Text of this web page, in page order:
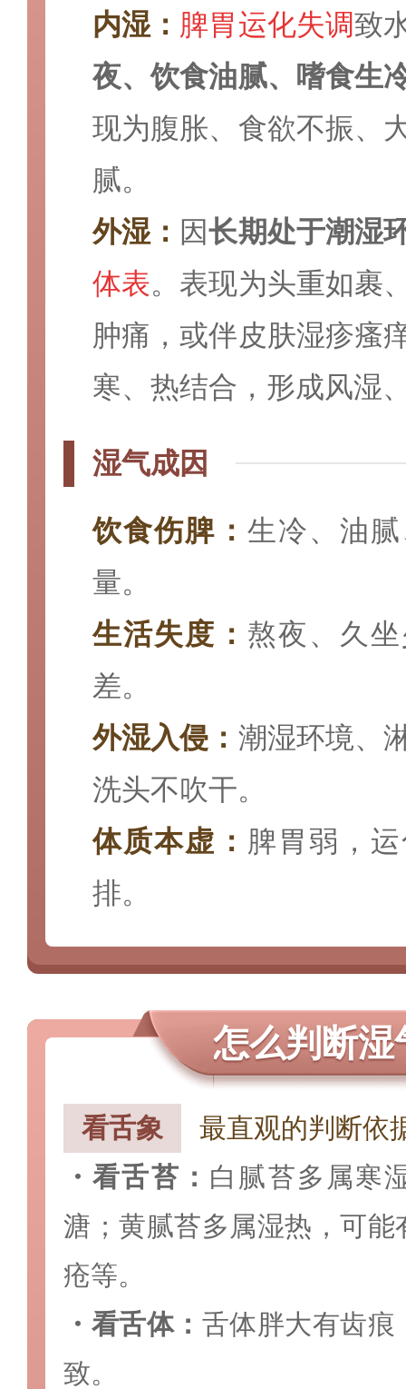
内湿： 脾胃运化失调致
夜、饮食油腻、嗜食生
现为腹胀、食欲不振、
腻。
外湿： 因长期处于潮湿
体表。 表现为头重如裹
肿痛，或伴皮肤湿疹瘙
寒、热结合，形成风湿
湿气成因
饮食伤脾： 生冷、油
量。
生活失度： 熬夜、久
差。
外湿入侵： 潮湿环境、
洗头不吹干。
体质本虚： 脾胃弱，
排。
怎么判断湿
看舌象
最直观的判断依
・看舌苔： 白腻苔多属寒
溏；黄腻苔多属湿热，可能
疮等。
・ 看舌体： 舌体胖大有齿痕‌
致。